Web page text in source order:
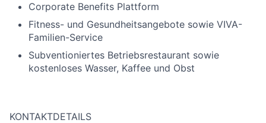
Corporate Benefits Plattform
Fitness- und Gesundheitsangebote sowie VIVA-
Familien-Service
Subventioniertes Betriebsrestaurant sowie
kostenloses Wasser, Kaffee und Obst
KONTAKTDETAILS